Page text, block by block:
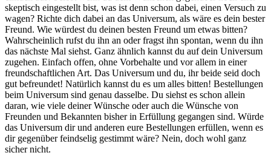
skeptisch eingestellt bist, was ist denn schon dabei, einen Versuch zu
wagen? Richte dich dabei an das Universum, als wäre es dein bester
Freund. Wie würdest du deinen besten Freund um etwas bitten?
Wahrscheinlich rufst du ihn an oder fragst ihn spontan, wenn du ihn
das nächste Mal siehst. Ganz ähnlich kannst du auf dein Universum
zugehen. Einfach offen, ohne Vorbehalte und vor allem in einer
freundschaftlichen Art. Das Universum und du, ihr beide seid doch
gut befreundet! Natürlich kannst du es um alles bitten! Bestellungen
beim Universum sind genau dasselbe. Du siehst es schon allein
daran, wie viele deiner Wünsche oder auch die Wünsche von
Freunden und Bekannten bisher in Erfüllung gegangen sind. Würde
das Universum dir und anderen eure Bestellungen erfüllen, wenn es
dir gegenüber feindselig gestimmt wäre? Nein, doch wohl ganz
sicher nicht.